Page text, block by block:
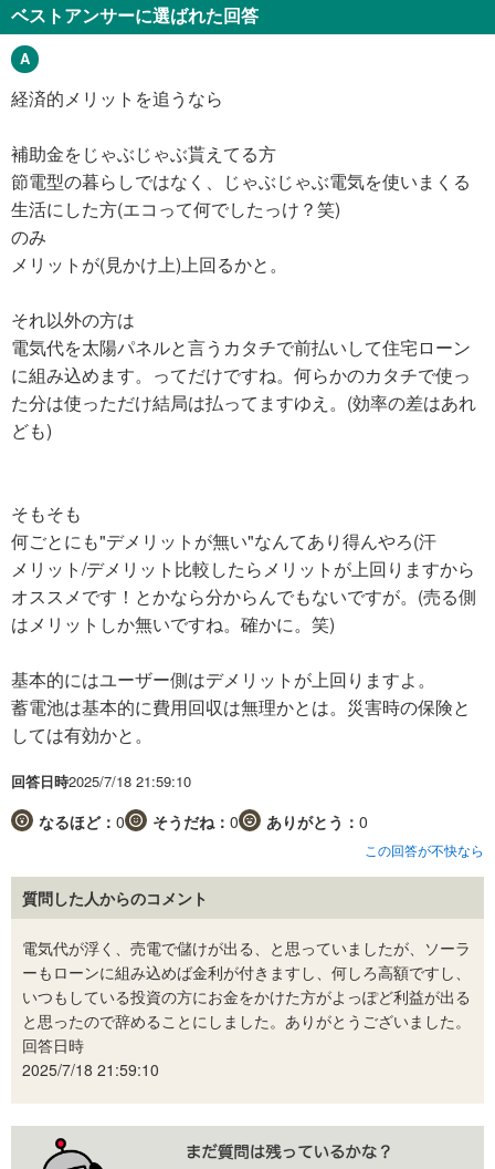
ベストアンサーに選ばれた回答
経済的メリットを追うなら
補助金をじゃぶじゃぶ貰えてる方
節電型の暮らしではなく、じゃぶじゃぶ電気を使いまくる
生活にした方(エコって何でしたっけ？笑)
のみ
メリットが(見かけ上)上回るかと。
それ以外の方は
電気代を太陽パネルと言うカタチで前払いして住宅ローン
に組み込めます。ってだけですね。何らかのカタチで使っ
た分は使っただけ結局は払ってますゆえ。(効率の差はあれ
ども)
そもそも
何ごとにも"デメリットが無い"なんてあり得んやろ(汗
メリット/デメリット比較したらメリットが上回りますから
オススメです！とかなら分からんでもないですが。(売る側
はメリットしか無いですね。確かに。笑)
基本的にはユーザー側はデメリットが上回りますよ。
蓄電池は基本的に費用回収は無理かとは。災害時の保険と
しては有効かと。
回答日時2025/7/18 21:59:10
なるほど： 0 そうだね： 0 ありがとう： 0
この回答が不快なら
質問した人からのコメント
電気代が浮く、売電で儲けが出る、と思っていましたが、ソーラ
ーもローンに組み込めば金利が付きますし、何しろ高額ですし、
いつもしている投資の方にお金をかけた方がよっぽど利益が出る
と思ったので辞めることにしました。ありがとうございました。
回答日時
2025/7/18 21:59:10